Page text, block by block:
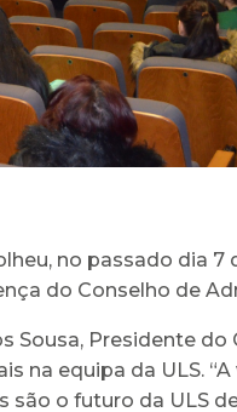
no passado dia
do Conselho de
Presidente
na equipa da ULS.
são o futuro da ULS